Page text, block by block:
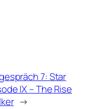
7: Star
IX – The Rise
→